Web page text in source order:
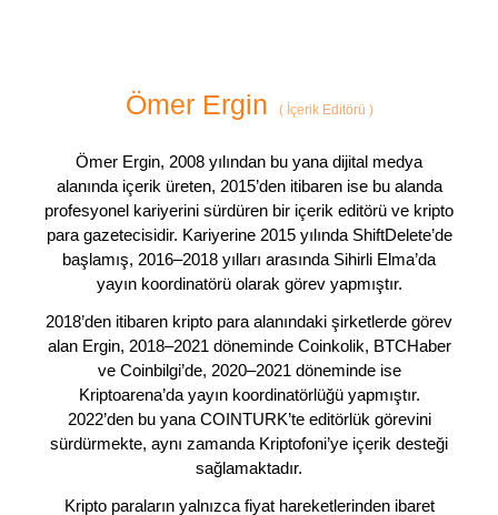
Ömer Ergin (İçerik Editörü )
Ömer Ergin, 2008 yılından bu yana dijital medya
alanında içerik üreten, 2015’den itibaren ise bu alanda
profesyonel kariyerini sürdüren bir içerik editörü ve kripto
para gazetecisidir. Kariyerine 2015 yılında ShiftDelete’de
başlamış, 2016–2018 yılları arasında Sihirli Elma’da
yayın koordinatörü olarak görev yapmıştır.
2018’den itibaren kripto para alanındaki şirketlerde görev
alan Ergin, 2018–2021 döneminde Coinkolik, BTCHaber
ve Coinbilgi’de, 2020–2021 döneminde ise
Kriptoarena’da yayın koordinatörlüğü yapmıştır.
2022’den bu yana COINTURK’te editörlük görevini
sürdürmekte, aynı zamanda Kriptofoni’ye içerik desteği
sağlamaktadır.
Kripto paraların yalnızca fiyat hareketlerinden ibaret